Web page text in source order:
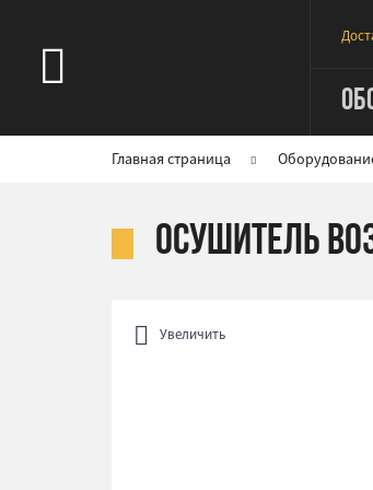
Главная страница
Осушитель
Увеличить